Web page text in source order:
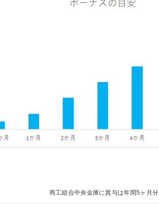
商工組合中央金庫に賞与は年間5ヶ月分